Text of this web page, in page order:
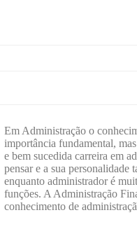
Em Administração o
importância fundamental,
e bem sucedida carreira em
pensar e a sua personalidade
enquanto administrador é
funções. A Administração
conhecimento de